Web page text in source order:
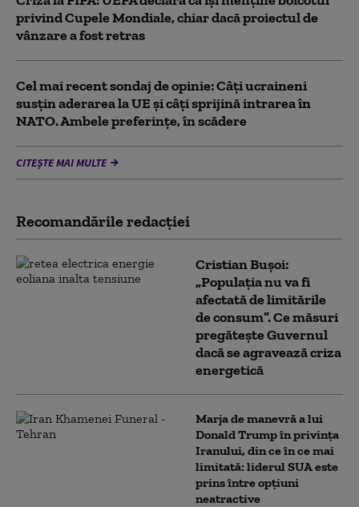
privind Cupele Mondiale, chiar dacă proiectul de
vânzare a fost retras
Cel mai recent sondaj de opinie: Câți ucraineni
susțin aderarea la UE și câți sprijină intrarea în
NATO. Ambele preferințe, în scădere
CITEȘTE MAI MULTE
Recomandările redacţiei
Cristian Bușoi:
„Populația nu va fi
afectată de limitările
de consum”. Ce măsuri
pregătește Guvernul
dacă se agravează criza
energetică
Marja de manevră a lui
Donald Trump în privința
Iranului, din ce în ce mai
limitată: liderul SUA este
prins între opțiuni
neatractive